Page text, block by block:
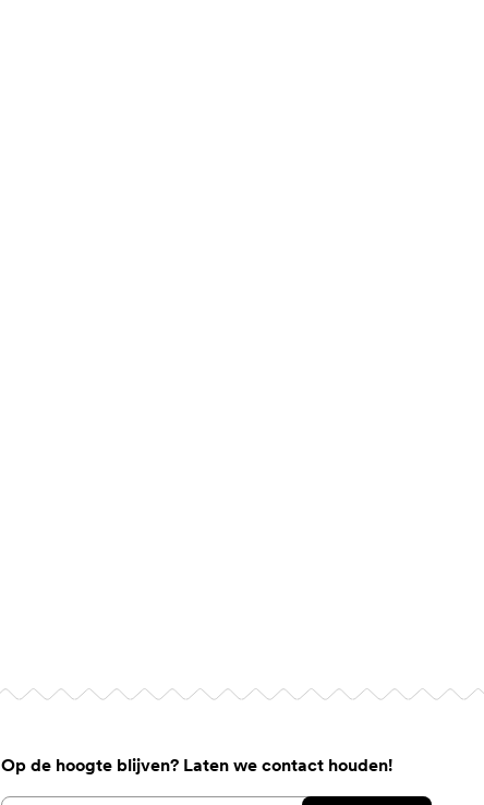
Op de hoogte blijven? Laten we contact houden!